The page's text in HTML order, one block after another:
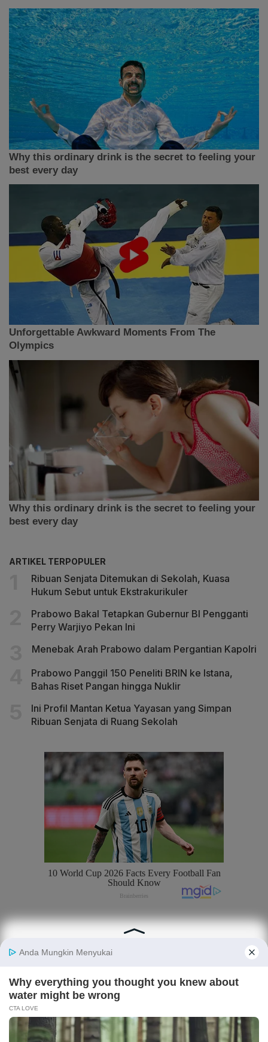
ARTIKEL TERPOPULER
Ribuan Senjata Ditemukan di Sekolah, Kuasa
Hukum Sebut untuk Ekstrakurikuler
Prabowo Bakal Tetapkan Gubernur BI Pengganti
Perry Warjiyo Pekan Ini
Menebak Arah Prabowo dalam Pergantian Kapolri
Prabowo Panggil 150 Peneliti BRIN ke Istana,
Bahas Riset Pangan hingga Nuklir
Ini Profil Mantan Ketua Yayasan yang Simpan
Ribuan Senjata di Ruang Sekolah